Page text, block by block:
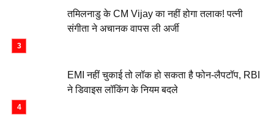
तमिलनाडु के CM Vijay का नहीं होगा तलाक! पत्नी
संगीता ने अचानक वापस ली अर्जी
EMI नहीं चुकाई तो लॉक हो सकता है फोन-लैपटॉप, RBI
ने डिवाइस लॉकिंग के नियम बदले